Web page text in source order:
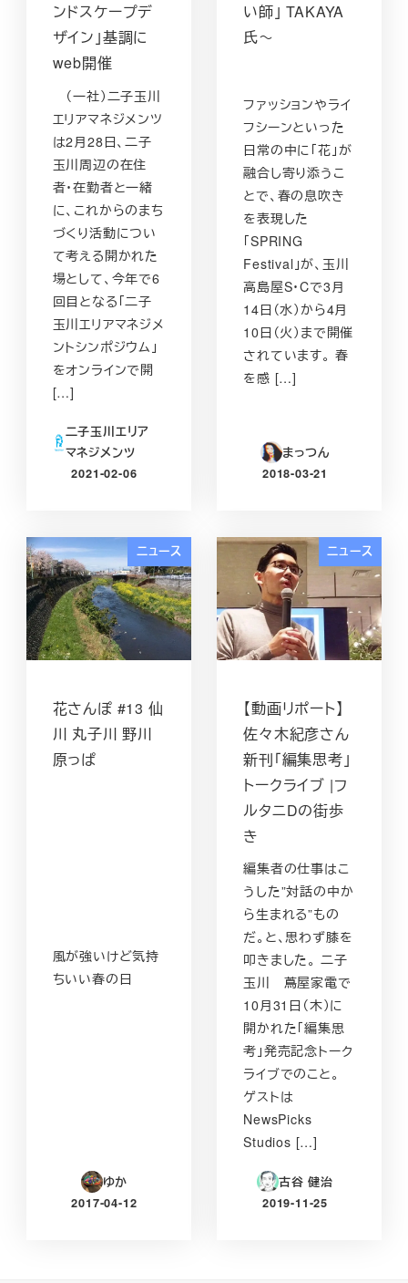
ンドスケープデ
ザイン」基調に
web開催
（一社）二子玉川
エリアマネジメンツ
は2月28日、二子
玉川周辺の在住
者・在勤者と一緒
に、これからのまち
づくり活動につい
て考える開かれた
場として、今年で6
回目となる「二子
玉川エリアマネジメ
ントシンポジウム」
をオンラインで開
[…]
二子玉川エリア
マネジメンツ
投稿日
2021-02-06
い師」 TAKAYA
氏～
ファッションやライ
フシーンといった
日常の中に「花」が
融合し寄り添うこ
とで、春の息吹き
を表現した
「SPRING
Festival」が、玉川
高島屋S・Cで‪3月
14日（水）から4月
10日（火）まで開催
されています。 ‬春
を感 […]
まっつん
投稿日
2018-03-21
ニュース
花さんぽ #13 仙
川 丸子川 野川
原っぱ
風が強いけど気持
ちいい春の日
ゆか
投稿日
2017-04-12
ニュース
【動画リポート】
佐々木紀彦さん
新刊「編集思考」
トークライブ |フ
ルタニDの街歩
き
編集者の仕事はこ
うした”対話の中か
ら生まれる”もの
だ。と、思わず膝を
叩きました。 二子
玉川 蔦屋家電で
10月31日（木）に
開かれた「編集思
考」発売記念トーク
ライブでのこと。
ゲストは
NewsPicks
Studios […]
古谷 健治
投稿日
2019-11-25